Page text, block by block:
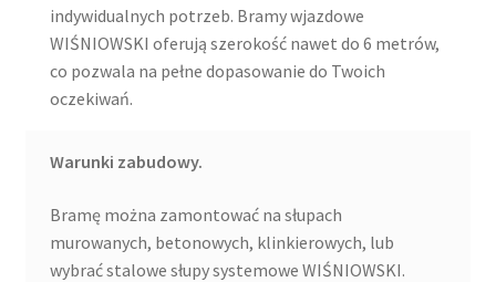
indywidualnych potrzeb. Bramy wjazdowe
WIŚNIOWSKI oferują szerokość nawet do 6 metrów,
co pozwala na pełne dopasowanie do Twoich
oczekiwań.
Warunki zabudowy.
Bramę można zamontować na słupach
murowanych, betonowych, klinkierowych, lub
wybrać stalowe słupy systemowe WIŚNIOWSKI.